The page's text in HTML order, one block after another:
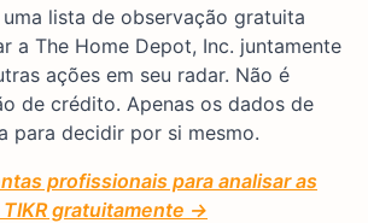
lista de observação gratuita
a The Home Depot, Inc. juntamente
ações em seu radar. Não é
de crédito. Apenas os dados de
para decidir por si mesmo.
profissionais para analisar as
gratuitamente →